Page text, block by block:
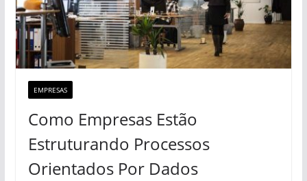
EMPRESAS
Como Empresas Estão
Estruturando Processos
Orientados Por Dados